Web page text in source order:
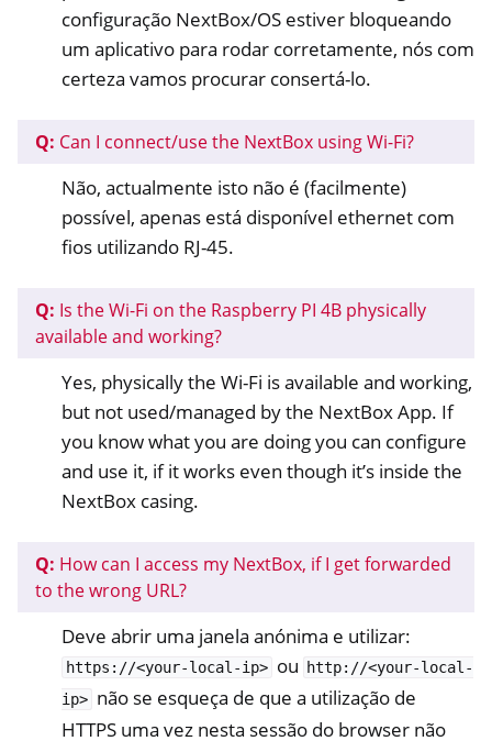
configuração NextBox/OS estiver bloqueando
um aplicativo para rodar corretamente, nós com
certeza vamos procurar consertá-lo.
Q: Can I connect/use the NextBox using Wi-Fi?
Não, actualmente isto não é (facilmente)
possível, apenas está disponível ethernet com
fios utilizando RJ-45.
Q: Is the Wi-Fi on the Raspberry PI 4B physically
available and working?
Yes, physically the Wi-Fi is available and working,
but not used/managed by the NextBox App. If
you know what you are doing you can configure
and use it, if it works even though it’s inside the
NextBox casing.
Q: How can I access my NextBox, if I get forwarded
to the wrong URL?
Deve abrir uma janela anónima e utilizar:
https://<your-local-ip> ou
http://<your-local-
ip> não se esqueça de que a utilização de
HTTPS uma vez nesta sessão do browser não